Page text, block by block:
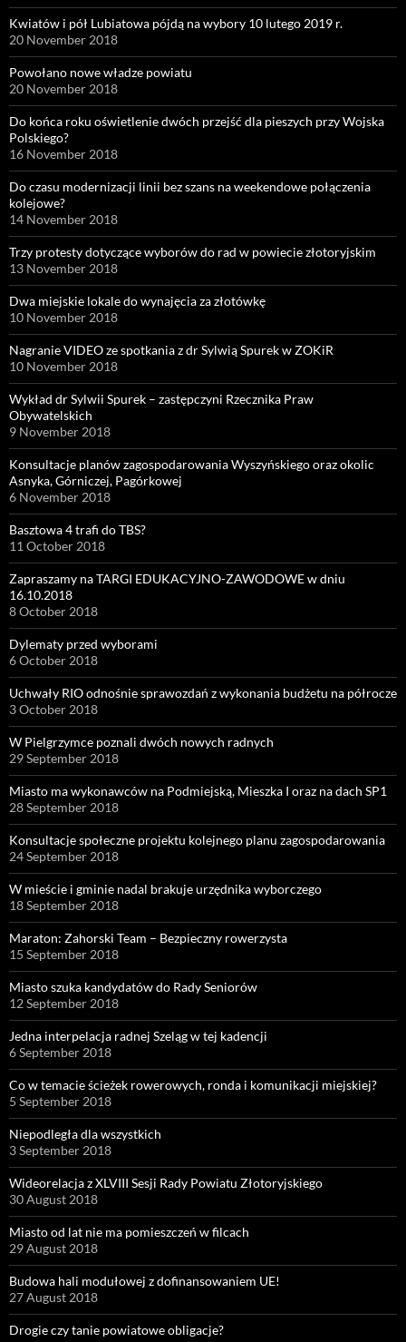
Kwiatów i pół Lubiatowa pójdą na wybory 10 lutego 2019 r.
20 November 2018
Powołano nowe władze powiatu
20 November 2018
Do końca roku oświetlenie dwóch przejść dla pieszych przy Wojska
Polskiego?
16 November 2018
Do czasu modernizacji linii bez szans na weekendowe połączenia
kolejowe?
14 November 2018
Trzy protesty dotyczące wyborów do rad w powiecie złotoryjskim
13 November 2018
Dwa miejskie lokale do wynajęcia za złotówkę
10 November 2018
Nagranie VIDEO ze spotkania z dr Sylwią Spurek w ZOKiR
10 November 2018
Wykład dr Sylwii Spurek – zastępczyni Rzecznika Praw
Obywatelskich
9 November 2018
Konsultacje planów zagospodarowania Wyszyńskiego oraz okolic
Asnyka, Górniczej, Pagórkowej
6 November 2018
Basztowa 4 trafi do TBS?
11 October 2018
Zapraszamy na TARGI EDUKACYJNO-ZAWODOWE w dniu
16.10.2018
8 October 2018
Dylematy przed wyborami
6 October 2018
Uchwały RIO odnośnie sprawozdań z wykonania budżetu na półrocze
3 October 2018
W Pielgrzymce poznali dwóch nowych radnych
29 September 2018
Miasto ma wykonawców na Podmiejską, Mieszka I oraz na dach SP1
28 September 2018
Konsultacje społeczne projektu kolejnego planu zagospodarowania
24 September 2018
W mieście i gminie nadal brakuje urzędnika wyborczego
18 September 2018
Maraton: Zahorski Team – Bezpieczny rowerzysta
15 September 2018
Miasto szuka kandydatów do Rady Seniorów
12 September 2018
Jedna interpelacja radnej Szeląg w tej kadencji
6 September 2018
Co w temacie ścieżek rowerowych, ronda i komunikacji miejskiej?
5 September 2018
Niepodległa dla wszystkich
3 September 2018
Wideorelacja z XLVIII Sesji Rady Powiatu Złotoryjskiego
30 August 2018
Miasto od lat nie ma pomieszczeń w filcach
29 August 2018
Budowa hali modułowej z dofinansowaniem UE!
27 August 2018
Drogie czy tanie powiatowe obligacje?